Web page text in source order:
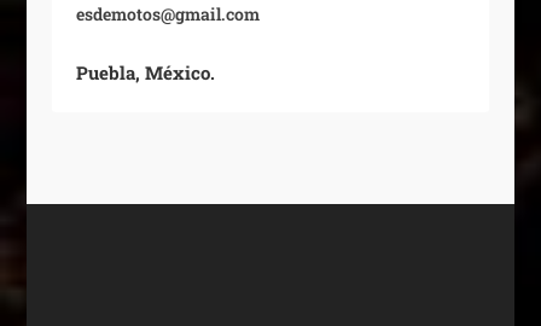
esdemotos@gmail.com
Puebla, México.